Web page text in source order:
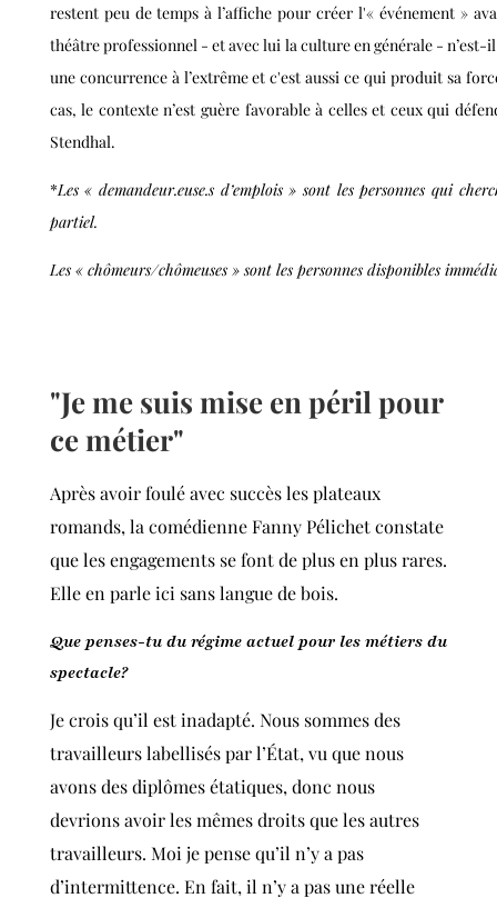
restent peu de temps à l’affiche pour créer l'« événement »
théâtreprofessionnel - et avec lui la cultureen générale - n’est-
une concurrence à l’extrême et c'est aussi ce qui produit sa
cas, le contexte n’est guère favorableà celles et ceux qui
Stendhal.
*Les « demandeur.euse.s d’emplois » sont les personnes qui
partiel.
Les « chômeurs/chômeuses » sont les personnes disponibles
"Je me suis mise en péril pour
ce métier"
Après avoir foulé avec succès les plateaux
romands, la comédienne Fanny Pélichet constate
que les engagements se font de plus en plus rares.
Elle en parle ici sans langue de bois.
Que penses-tu du régime actuel pour les métiers du
spectacle?
Je crois qu’il est inadapté. Nous sommes des
travailleurs labellisés par l’État, vu que nous
avons des diplômes étatiques, donc nous
devrions avoir les mêmes droits que les autres
travailleurs. Moi je pense qu’il n’y a pas
d’intermittence. En fait, il n’y a pas une réelle